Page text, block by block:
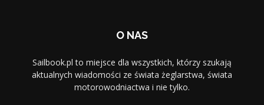
O NAS
Sailbook.pl to miejsce dla wszystkich, którzy szukają
aktualnych wiadomości ze świata żeglarstwa, świata
motorowodniactwa i nie tylko.